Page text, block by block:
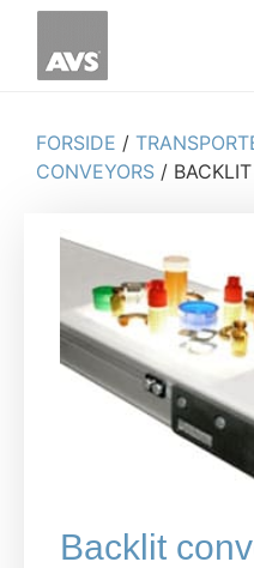
FORSIDE /
CONVEYORS /
Backlit